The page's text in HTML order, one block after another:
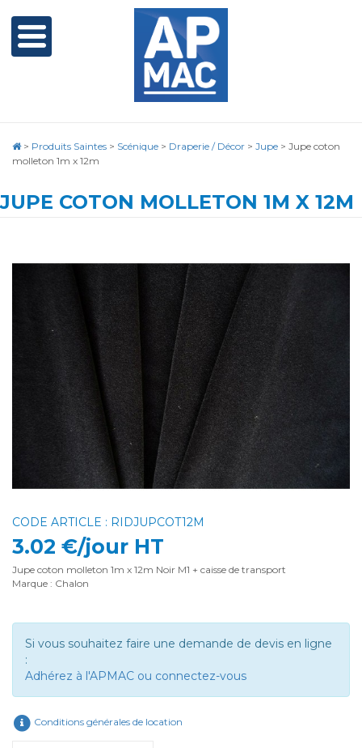
> Produits Saintes > Scénique > Draperie / Décor > Jupe > Jupe coton
molleton 1m x 12m
JUPE COTON MOLLETON 1M X 12M
CODE ARTICLE : RIDJUPCOT12M
3.02 €/jour HT
Jupe coton molleton 1m x 12m Noir M1 + caisse de transport
Marque : Chalon
Si vous souhaitez faire une demande de devis en ligne
:
Adhérez à l'APMAC ou connectez-vous
Conditions générales de location